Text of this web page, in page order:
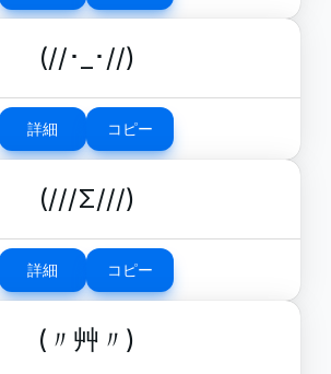
(//･_･//)
詳細 コピー
(///Σ///)
詳細 コピー
(〃艸〃)